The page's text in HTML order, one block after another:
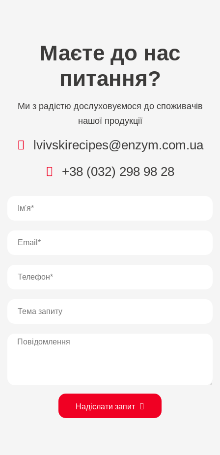
Маєте до нас
питання?
Ми з радістю дослуховуємося до споживачів
нашої продукції
lvivskirecipes@enzym.com.ua
+38 (032) 298 98 28
Надіслати запит